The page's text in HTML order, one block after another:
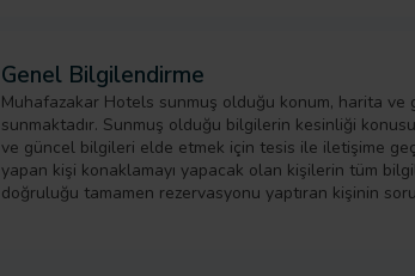
Genel Bilgilendirme
Muhafazakar Hotels sunmuş olduğu konum, harita
sunmaktadır. Sunmuş olduğu bilgilerin kesinliği
ve güncel bilgileri elde etmek için tesis ile iletişime
yapan kişi konaklamayı yapacak olan kişilerin tüm
doğruluğu tamamen rezervasyonu yaptıran kişinin